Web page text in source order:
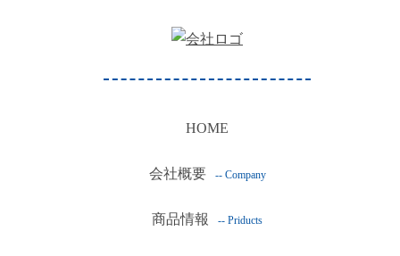
HOME
会社概要 -- Company
商品情報 -- Priducts